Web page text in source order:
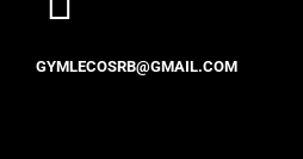
GYMLECOSRB@GMAIL.COM